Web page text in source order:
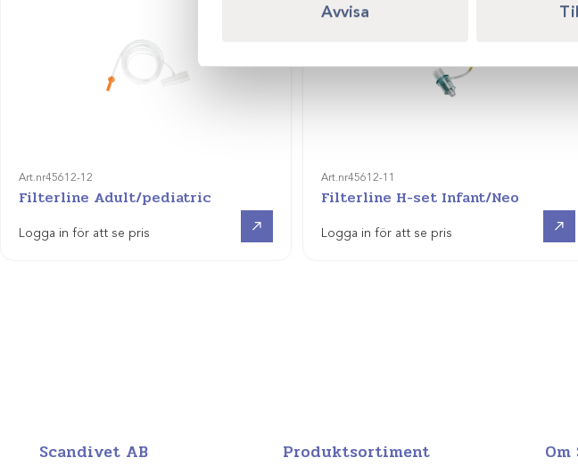
Avvisa
Art.nr45612-12
Filterline Adult/pediatric
Logga in för att se pris
Art.nr45612-11
Filterline H-set Infant/Neo
Logga in för att se pris
Scandivet AB Produktsortiment